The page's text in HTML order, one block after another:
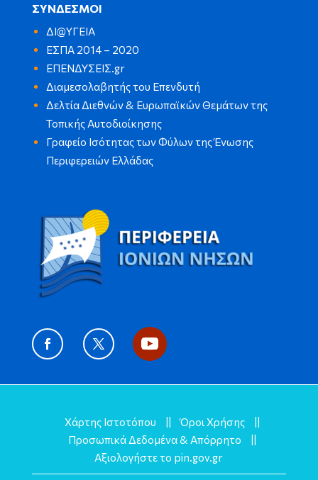
ΣΥΝΔΕΣΜΟΙ
ΔΙ@ΥΓΕΙΑ
ΕΣΠΑ 2014 – 2020
ΕΠΕΝΔΥΣΕΙΣ.gr
Διαμεσολαβητής του Επενδυτή
Δελτία Διεθνών & Ευρωπαϊκών Θεμάτων της
Τοπικής Αυτοδιοίκησης
Γραφείο Ισότητας των Φύλων της Ένωσης
Περιφερειών Ελλάδας
Χάρτης Ιστοτόπου Όροι Χρήσης
Προσωπικά Δεδομένα & Απόρρητο
Αξιολογήστε το pin.gov.gr